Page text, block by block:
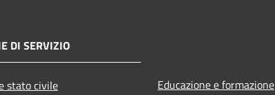
DI SERVIZIO
stato civile Educazione e formazione